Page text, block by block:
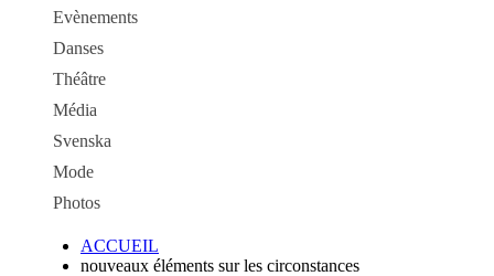
Evènements
Danses
Théâtre
Média
Svenska
Mode
Photos
ACCUEIL
nouveaux éléments sur les circonstances